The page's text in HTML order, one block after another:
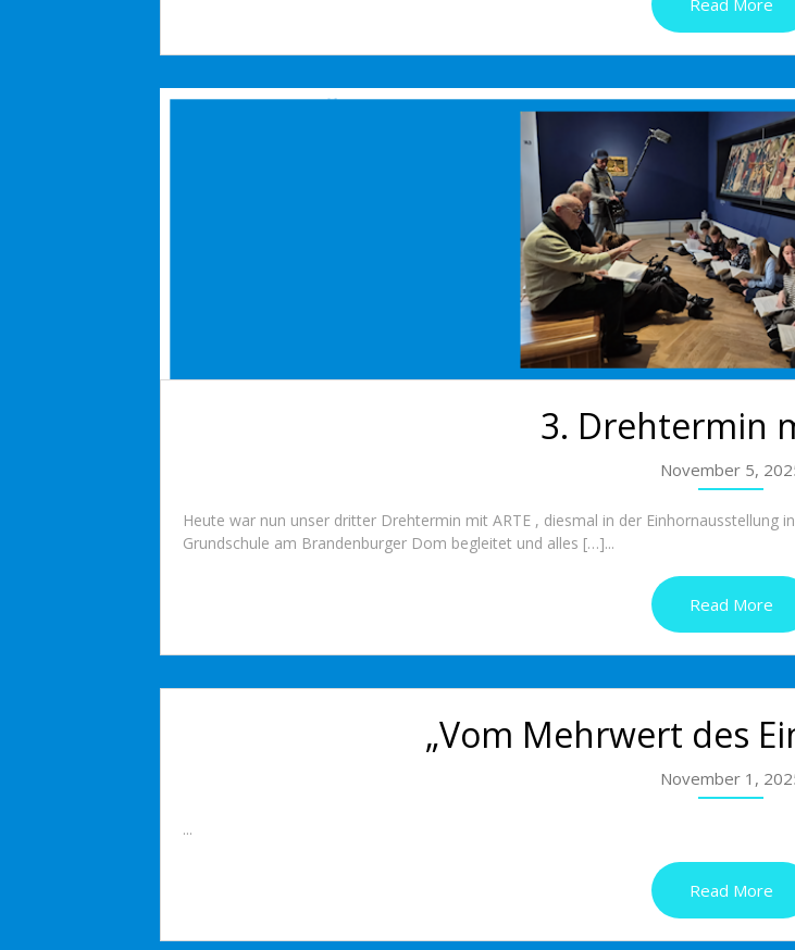
3. Drehtermin
November 5,
Heute war nun unser dritter Drehtermin mit ARTE , diesmal in der Einhornausstellung
Grundschule am Brandenburger Dom begleitet und alles […]...
Read More
„Vom Mehrwert des
November 1,
...
Read More